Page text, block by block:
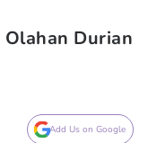
Durian
Add Us on Google